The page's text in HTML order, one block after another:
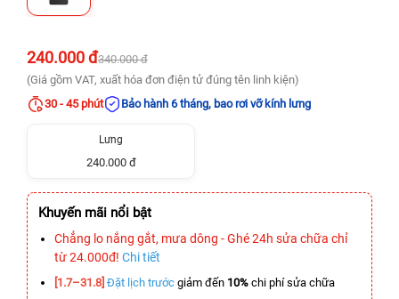
240.000 đ340.000 đ
(Giá gồm VAT, xuất hóa đơn điện tử đúng tên linh kiện)
30 - 45 phút
Bảo hành 6 tháng, bao rơi vỡ kính lưng
Lưng
240.000 đ
Khuyến mãi nổi bật
Chẳng lo nắng gắt, mưa dông - Ghé 24h sửa chữa chỉ
từ 24.000đ! Chi tiết
[1.7–31.8] Đặt lịch trước giảm đến 10% chi phí sửa chữa